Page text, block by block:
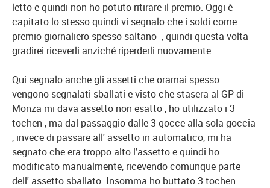
letto e quindi non ho potuto ritirare il premio. Oggi è
capitato lo stesso quindi vi segnalo che i soldi come
premio giornaliero spesso saltano , quindi questa volta
gradirei riceverli anziché riperderli nuovamente.
Qui segnalo anche gli assetti che oramai spesso
vengono segnalati sballati e visto che stasera al GP di
Monza mi dava assetto non esatto , ho utilizzato i 3
tochen , ma dal passaggio dalle 3 gocce alla sola goccia
, invece di passare all' assetto in automatico, mi ha
segnato che era troppo alto l'assetto e quindi ho
modificato manualmente, ricevendo comunque parte
dell' assetto sballato. Insomma ho buttato 3 tochen